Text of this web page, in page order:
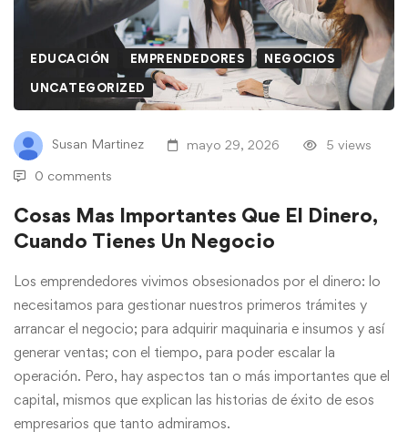
EDUCACIÓN EMPRENDEDORES
NEGOCIOS
UNCATEGORIZED
Susan Martinez mayo 29, 2026 5 views
0 comments
Cosas Mas Importantes Que El Dinero,
Cuando Tienes Un Negocio
Los emprendedores vivimos obsesionados por el dinero: lo
necesitamos para gestionar nuestros primeros trámites y
arrancar el negocio; para adquirir maquinaria e insumos y así
generar ventas; con el tiempo, para poder escalar la
operación. Pero, hay aspectos tan o más importantes que el
capital, mismos que explican las historias de éxito de esos
empresarios que tanto admiramos.